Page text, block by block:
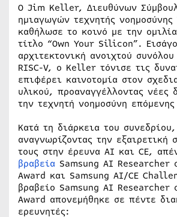
Ο Jim Keller, Διευθύνων
ημιαγωγών τεχνητής
καθήλωσε το κοινό με την
τίτλο “Own Your Silicon”.
αρχιτεκτονική ανοιχτού
RISC-V, ο Keller τόνισε τις
επιφέρει καινοτομία στον
υλικού, προαναγγέλλοντας νέες
την τεχνητή νοημοσύνη
Κατά τη διάρκεια του
αναγνωρίζοντας την εξαιρετική
τους στην έρευνα AI και CE,
βραβεία Samsung AI
Award και Samsung AI/CE
βραβείο Samsung AI
Award απονεμήθηκε σε πέντε
ερευνητές: